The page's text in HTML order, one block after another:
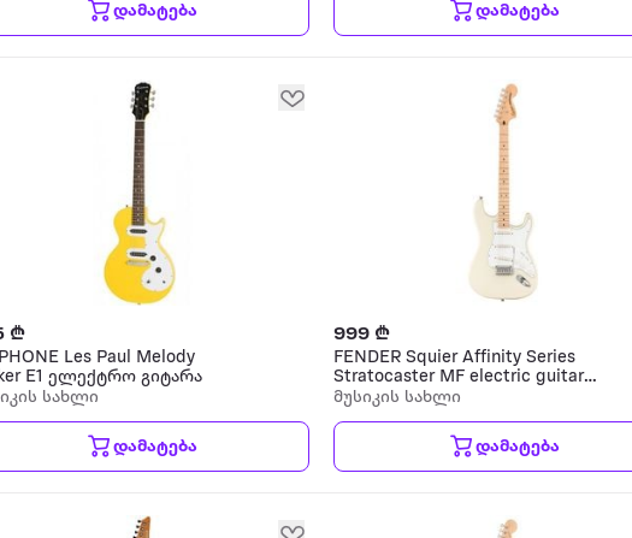
დამატება დამატება
₾
Les Paul Melody
E1 ელექტრო გიტარა
სახლი
დამატება
999 ₾
FENDER Squier Affinity Series
Stratocaster MF electric guitar
ელექტრო გიტარა
მუსიკის სახლი
დამატება